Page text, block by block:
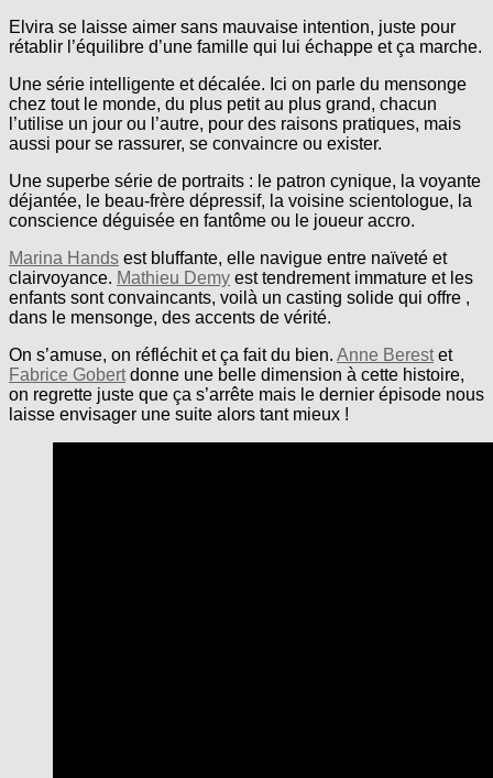
Elvira se laisse aimer sans mauvaise intention, juste pour
rétablir l’équilibre d’une famille qui lui échappe et ça marche.
Une série intelligente et décalée. Ici on parle du mensonge
chez tout le monde, du plus petit au plus grand, chacun
l’utilise un jour ou l’autre, pour des raisons pratiques, mais
aussi pour se rassurer, se convaincre ou exister.
Une superbe série de portraits : le patron cynique, la voyante
déjantée, le beau-frère dépressif, la voisine scientologue, la
conscience déguisée en fantôme ou le joueur accro.
Marina Hands est bluffante, elle navigue entre naïveté et
clairvoyance. Mathieu Demy est tendrement immature et les
enfants sont convaincants, voilà un casting solide qui offre ,
dans le mensonge, des accents de vérité.
On s’amuse, on réfléchit et ça fait du bien. Anne Berestet
Fabrice Gobertdonne une belle dimension à cette histoire,
on regrette juste que ça s’arrête mais le dernier épisode nous
laisse envisager une suite alors tant mieux !